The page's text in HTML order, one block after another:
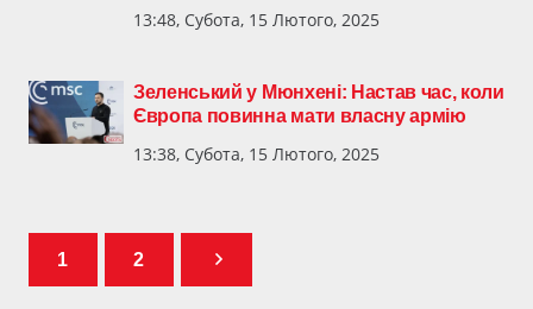
13:48, Субота, 15 Лютого, 2025
Зеленський у Мюнхені: Настав час, коли
Європа повинна мати власну армію
13:38, Субота, 15 Лютого, 2025
1 2